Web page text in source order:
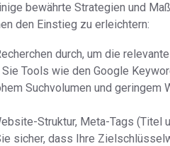
bewährte Strategien und
den Einstieg zu erleichtern:
durch, um die
Tools wie den Google
Suchvolumen und geringem
Struktur, Meta-Tags (Titel
sicher, dass Ihre